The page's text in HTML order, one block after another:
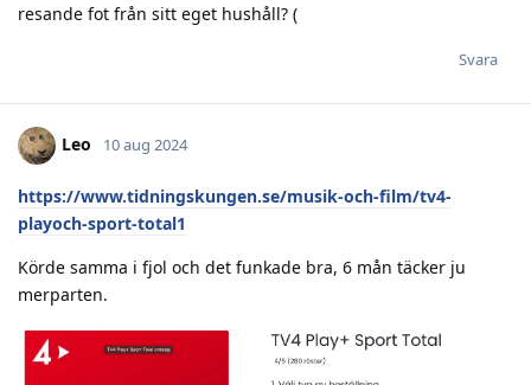
resande fot från sitt eget hushåll? (
Svara
Leo 10 aug 2024
https://www.tidningskungen.se/musik-och-film/tv4-
playoch-sport-total1
Körde samma i fjol och det funkade bra, 6 mån täcker ju
merparten.